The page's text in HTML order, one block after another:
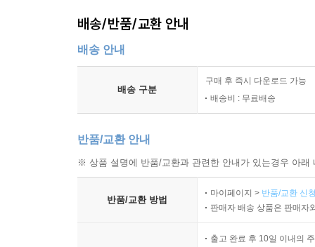
배송/반품/교환 안내
배송 안내
배송 구분
구매 후 즉시 다운로드 가능
배송비 : 무료배송
반품/교환 안내
※ 상품 설명에 반품/교환과 관련한 안내가 있는경우 아
반품/교환 방법
마이페이지 > 반품/교환 신
판매자 배송 상품은 판매자
출고 완료 후 10일 이내의